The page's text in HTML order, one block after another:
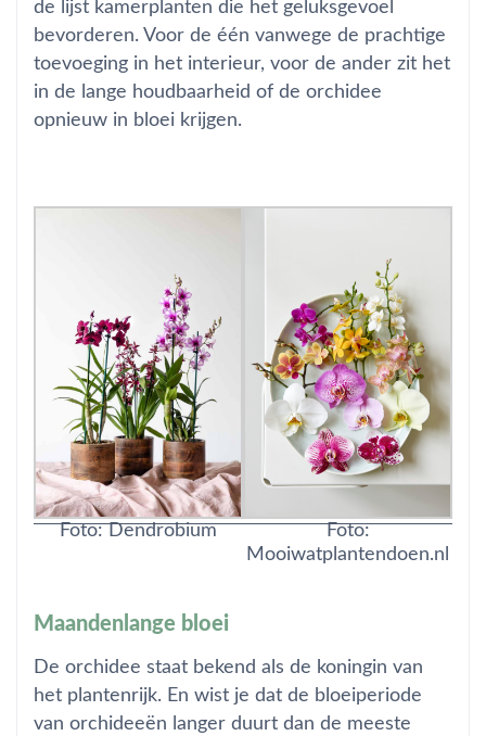
de lijst kamerplanten die het geluksgevoel
bevorderen. Voor de één vanwege de prachtige
toevoeging in het interieur, voor de ander zit het
in de lange houdbaarheid of de orchidee
opnieuw in bloei krijgen.
Foto: Dendrobium
Foto:
Mooiwatplantendoen.nl
Maandenlange bloei
De orchidee staat bekend als de koningin van
het plantenrijk. En wist je dat de bloeiperiode
van orchideeën langer duurt dan de meeste